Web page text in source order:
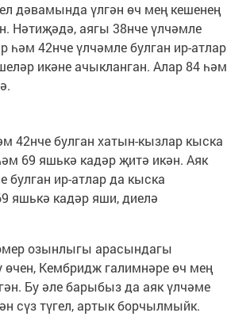
дәвамында үлгән өч мең кешенең
Нәтиҗәдә, аягы 38нче үлчәмле
һәм 42нче үлчәмле булган ир-атлар
икәне ачыкланган. Алар 84 һәм
42нче булган хатын-кызлар кыска
69 яшькә кадәр җитә икән. Аяк
булган ир-атлар да кыска
яшькә кадәр яши, диелә
озынлыгы арасындагы
өчен, Кембридж галимнәре өч мең
Бу әле барыбыз да аяк үлчәме
сүз түгел, артык борчылмыйк.